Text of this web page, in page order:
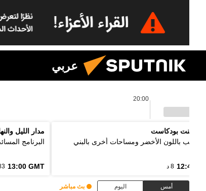
عربي
20:00
بوينت بودكاست
الألب باللون الأخضر ومساحات أخرى بالبني
12:48 8 د
مدار الليل
البرنامج
13:00 GMT
أمس اليوم بث مباشر